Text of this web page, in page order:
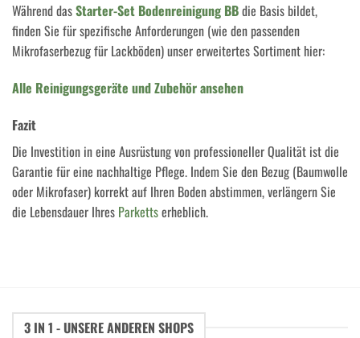
Während dasStarter-Set Bodenreinigung BBdie Basis bildet,
finden Sie für spezifische Anforderungen (wie den passenden
Mikrofaserbezug für Lackböden) unser erweitertes Sortiment hier:
Alle Reinigungsgeräte und Zubehör ansehen
Fazit
Die Investition in eine Ausrüstung von professioneller Qualität ist die
Garantie für eine nachhaltige Pflege. Indem Sie den Bezug (Baumwolle
oder Mikrofaser) korrekt auf Ihren Boden abstimmen, verlängern Sie
die Lebensdauer Ihres Parkettserheblich.
3 IN 1 - UNSERE ANDEREN SHOPS